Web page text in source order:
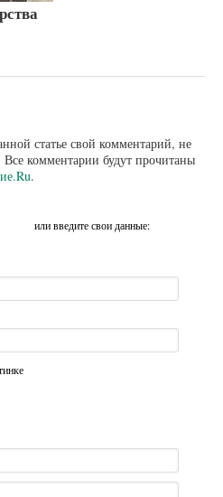
статье свой комментарий, не
комментарии будут прочитаны
.
или введите свои данные: